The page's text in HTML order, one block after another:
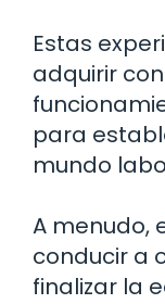
Estas
adquirir
para
mundo
A menudo,
conducir a
finalizar la